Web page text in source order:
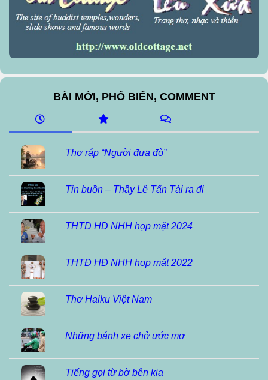
BÀI MỚI, PHỔ BIẾN, COMMENT
Thơ ráp “Người đưa đò”
Tin buồn – Thầy Lê Tấn Tài ra đi
THTD HD NHH họp mặt 2024
THTĐ HĐ NHH họp mặt 2022
Thơ Haiku Việt Nam
Những bánh xe chở ước mơ
Tiếng gọi từ bờ bên kia